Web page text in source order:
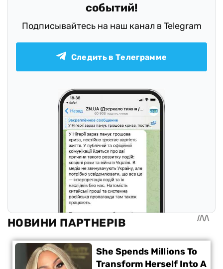
событий!
Подписывайтесь на наш канал в Telegram
Следить в Телеграмме